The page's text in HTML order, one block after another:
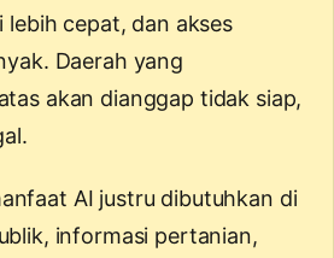
lebih cepat, dan akses
Daerah yang
akan dianggap tidak siap,
AI justru dibutuhkan di
informasi pertanian,